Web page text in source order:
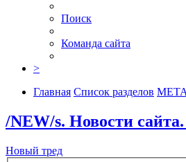
Поиск
Команда сайта
>
Главная Список разделов
/NEW/s. Новости
Новый тред